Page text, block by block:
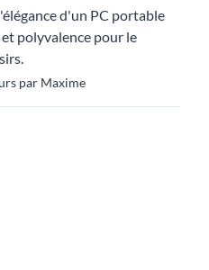
d'un PC portable
polyvalence pour le
par Maxime